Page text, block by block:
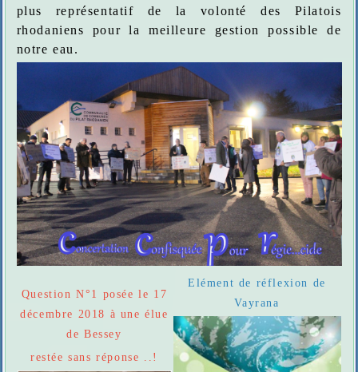
plus représentatif de la volonté des Pilatois
rhodaniens pour la meilleure gestion possible de
notre eau.
Question N°1 posée le 17
décembre 2018 à une élue
de Bessey
restée sans réponse ..!
Elément de réflexion de
Vayrana